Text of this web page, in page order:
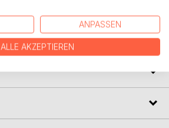
ANPASSEN
ALLE AKZEPTIEREN